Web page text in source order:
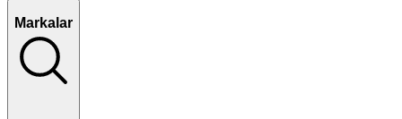
Markalar